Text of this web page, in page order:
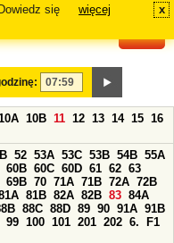
się
więcej x
10B 11 12 13 14 15 16
52 53A 53C 53B 54B 55A
60B 60C 60D 61 62 63
69B 70 71A 71B 72A 72B
81B 82A 82B 83 84A
88C 88D 89 90 91A 91B
99 100 101 201 202 6.
F1